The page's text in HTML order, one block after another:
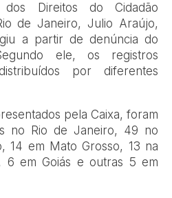
dos Direitos do Cidadão
de Janeiro, Julio Araújo,
a partir de denúncia do
ele, os registros
por diferentes
pela Caixa, foram
no Rio de Janeiro, 49 no
14 em Mato Grosso, 13 na
6 em Goiás e outras 5 em